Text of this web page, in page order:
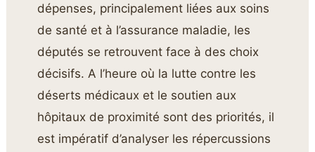
dépenses, principalement liées aux soins
de santé et à l’assurance maladie, les
députés se retrouvent face à des choix
décisifs. A l’heure où la lutte contre les
déserts médicaux et le soutien aux
hôpitaux de proximité sont des priorités, il
est impératif d’analyser les répercussions